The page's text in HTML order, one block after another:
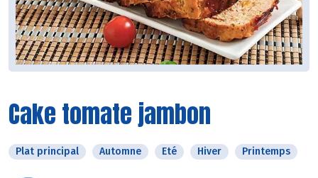
Cake tomate jambon
Plat principal Automne Eté Hiver Printemps